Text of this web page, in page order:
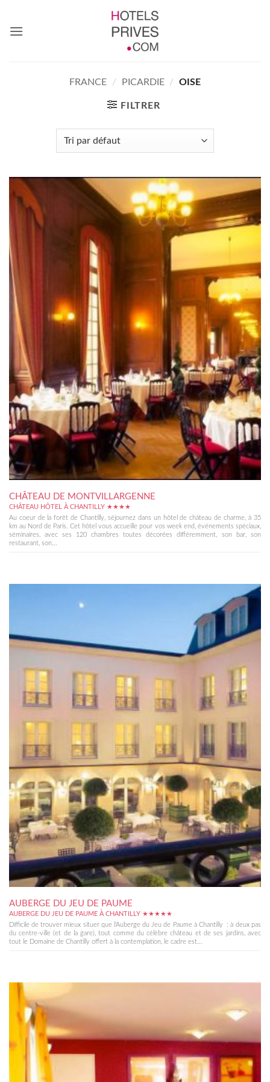
contenu
FRANCE / PICARDIE / OISE
FILTRER
CHÂTEAU DE MONTVILLARGENNE
CHÂTEAU HÔTEL À CHANTILLY ★★★★
Au coeur de la forêt de Chantilly, séjournez dans un hôtel de château de charme, à 35
km au Nord de Paris. Cet hôtel vous accueille pour vos week end, événements spéciaux,
séminaires, avec ses 120 chambres toutes décorées différemment, son bar, son
restaurant, son...
AUBERGE DU JEU DE PAUME
AUBERGE DU JEU DE PAUME À CHANTILLY ★★★★★
Difficile de trouver mieux situer que l'Auberge du Jeu de Paume à Chantilly : à deux pas
du centre-ville (et de la gare), tout comme du célèbre château et de ses jardins, avec
tout le Domaine de Chantilly offert à la contemplation, le cadre est...